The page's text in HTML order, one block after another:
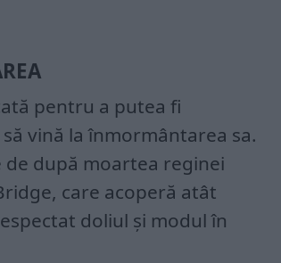
pentru a putea fi
vină la înmormântarea sa.
de după moartea reginei
care acoperă atât
doliul și modul în